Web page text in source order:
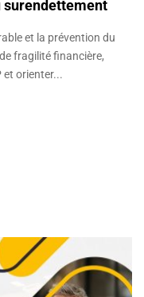
surendettement
et la prévention du
fragilité financière,
et orienter...